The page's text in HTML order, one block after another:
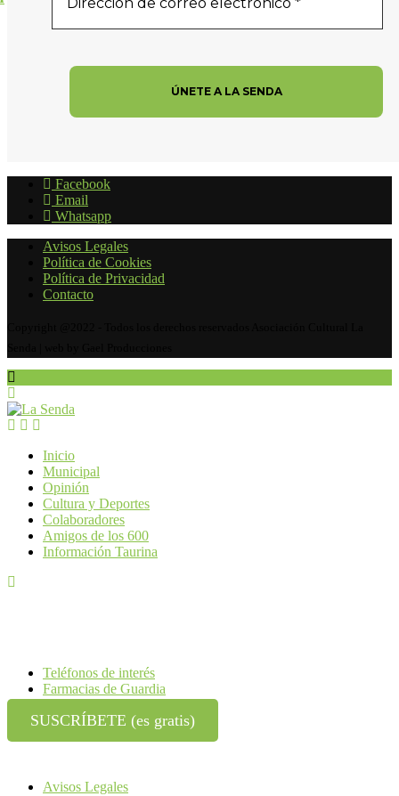
Facebook
Email
Whatsapp
Avisos Legales
Política de Cookies
Política de Privacidad
Contacto
Inicio
Municipal
Opinión
Cultura y Deportes
Colaboradores
Amigos de los 600
Información Taurina
Teléfonos de interés
Farmacias de Guardia
SUSCRÍBETE (es gratis)
Avisos Legales